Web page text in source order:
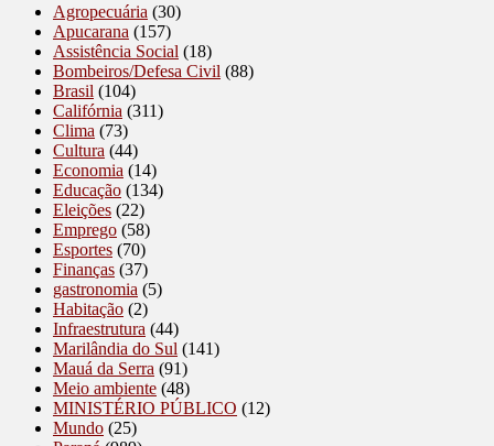
Agropecuária (30)
Apucarana (157)
Assistência Social (18)
Bombeiros/Defesa Civil (88)
Brasil (104)
Califórnia (311)
Clima (73)
Cultura (44)
Economia (14)
Educação (134)
Eleições (22)
Emprego (58)
Esportes (70)
Finanças (37)
gastronomia (5)
Habitação (2)
Infraestrutura (44)
Marilândia do Sul (141)
Mauá da Serra (91)
Meio ambiente (48)
MINISTÉRIO PÚBLICO (12)
Mundo (25)